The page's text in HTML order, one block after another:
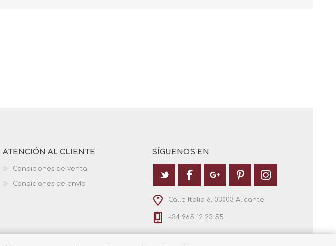
ATENCIÓN AL CLIENTE
Condiciones de venta
Condiciones de envío
SÍGUENOS EN
Calle Italia 6, 03003 Alicante
+34 965 12 23 55